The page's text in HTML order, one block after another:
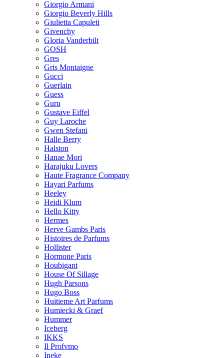
Giorgio Armani
Giorgio Beverly Hills
Giulietta Capuleti
Givenchy
Gloria Vanderbilt
GOSH
Gres
Gris Montaigne
Gucci
Guerlain
Guess
Guru
Gustave Eiffel
Guy Laroche
Gwen Stefani
Halle Berry
Halston
Hanae Mori
Harajuku Lovers
Haute Fragrance Company
Hayari Parfums
Heeley
Heidi Klum
Hello Kitty
Hermes
Herve Gambs Paris
Histoires de Parfums
Hollister
Hormone Paris
Houbigant
House Of Sillage
Hugh Parsons
Hugo Boss
Huitieme Art Parfums
Humiecki & Graef
Hummer
Iceberg
IKKS
Il Profvmo
Ineke